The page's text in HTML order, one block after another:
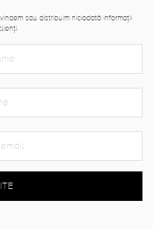
sau distribuim niciodată informații